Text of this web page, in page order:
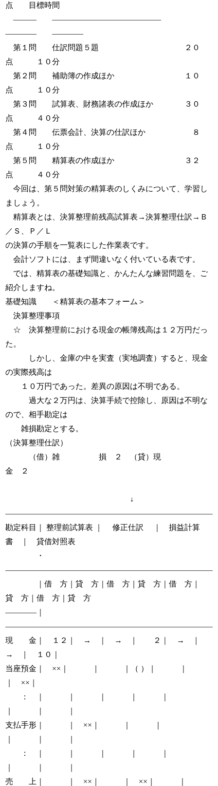
点 目標時間
――― ――――――――――――――
―――― ――――
第１問 仕訳問題５題 ２０
点 １０分
第２問 補助簿の作成ほか １０
点 １０分
第３問 試算表、財務諸表の作成ほか ３０
点 ４０分
第４問 伝票会計、決算の仕訳ほか ８
点 １０分
第５問 精算表の作成ほか ３２
点 ４０分
今回は、第５問対策の精算表のしくみについて、学習し
ましょう。
精算表とは、決算整理前残高試算表→決算整理仕訳→Ｂ
／Ｓ、Ｐ／Ｌ
の決算の手順を一覧表にした作業表です。
会計ソフトには、まず間違いなく付いている表です。
では、精算表の基礎知識と、かんたんな練習問題を、ご
紹介しますね。
基礎知識 ＜精算表の基本フォーム＞
決算整理事項
☆ 決算整理前における現金の帳簿残高は１２万円だっ
た。
しかし、金庫の中を実査（実地調査）すると、現金
の実際残高は
１０万円であった。差異の原因は不明である。
過大な２万円は、決算手続で控除し、原因は不明な
ので、相手勘定は
雑損勘定とする。
（決算整理仕訳）
（借）雑 損 ２ （貸）現
金 ２
↓
勘定科目｜ 整理前試算表 ｜ 修正仕訳 ｜ 損益計算
書 ｜ 貸借対照表
・
｜借 方｜貸 方｜借 方｜貸 方｜借 方｜
貸 方｜借 方｜貸 方
――――｜
現 金｜ １２｜ → ｜ → ｜ ２｜ → ｜
→ ｜ １０｜
当座預金｜ ××｜ ｜ ｜（ ）｜ ｜
｜ ××｜
： ｜ ｜ ｜ ｜ ｜
支払手形｜ ｜ ××｜ ｜ ｜
： ｜ ｜ ｜ ｜ ｜
売 上｜ ｜ ××｜ ｜ ××｜ ｜